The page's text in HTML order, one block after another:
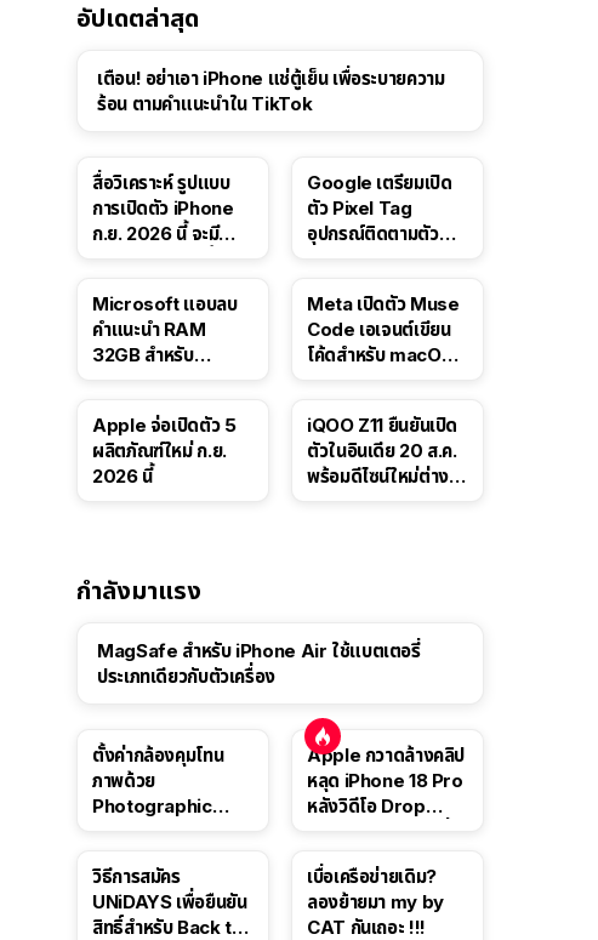
อัปเดตล่าสุด
เตือน! อย่าเอา iPhone แช่ตู้เย็น เพื่อระบายความ
ร้อน ตามคำแนะนำใน TikTok
สื่อวิเคราะห์ รูปแบบ
การเปิดตัว iPhone
ก.ย. 2026 นี้ จะมี
Google เตรียมเปิด
ตัว Pixel Tag
อุปกรณ์ติดตามตัว
Microsoft แอบลบ
คำแนะนำ RAM
32GB สำหรับ
Meta เปิดตัว Muse
Code เอเจนต์เขียน
โค้ดสำหรับ macOS
Apple จ่อเปิดตัว 5
ผลิตภัณฑ์ใหม่ ก.ย.
2026 นี้
iQOO Z11 ยืนยันเปิด
ตัวในอินเดีย 20 ส.ค.
พร้อมดีไซน์ใหม่ต่าง
กำลังมาแรง
MagSafe สำหรับ iPhone Air ใช้แบตเตอรี่
ประเภทเดียวกับตัวเครื่อง
ตั้งค่ากล้องคุมโทน
ภาพด้วย
Photographic
Apple กวาดล้างคลิป
หลุด iPhone 18 Pro
หลังวิดีโอ Drop
วิธีการสมัคร
UNiDAYS เพื่อยืนยัน
สิทธิ์สำหรับ Back to
เบื่อเครือข่ายเดิม?
ลองย้ายมา my by
CAT กันเถอะ !!!